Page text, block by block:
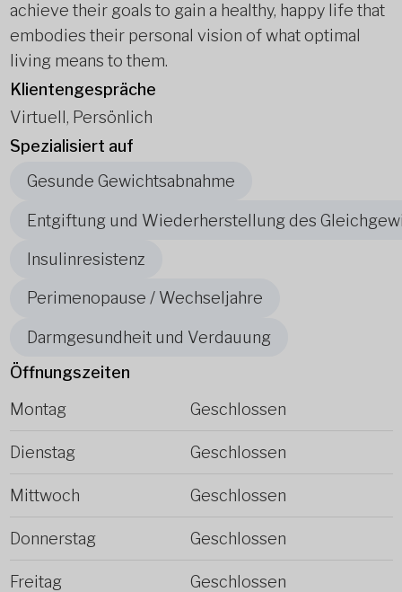
achieve their goals to gain a healthy, happy life that
embodies their personal vision of what optimal
living means to them.
Klientengespräche
Virtuell, Persönlich
Spezialisiert auf
Gesunde Gewichtsabnahme
Entgiftung und Wiederherstellung des
Insulinresistenz
Perimenopause / Wechseljahre
Darmgesundheit und Verdauung
Öffnungszeiten
Montag
Geschlossen
Dienstag Geschlossen
Mittwoch Geschlossen
Donnerstag Geschlossen
Freitag Geschlossen